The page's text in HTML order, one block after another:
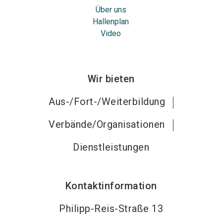
Über uns
Hallenplan
Video
Wir bieten
Aus-/Fort-/Weiterbildung
Verbände/Organisationen
Dienstleistungen
Kontaktinformation
Philipp-Reis-Straße 13